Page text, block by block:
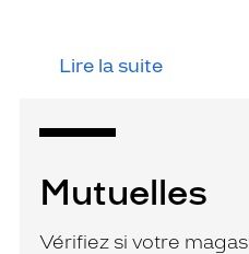
Lire la suite
Mutuelles
Vérifiez si votre